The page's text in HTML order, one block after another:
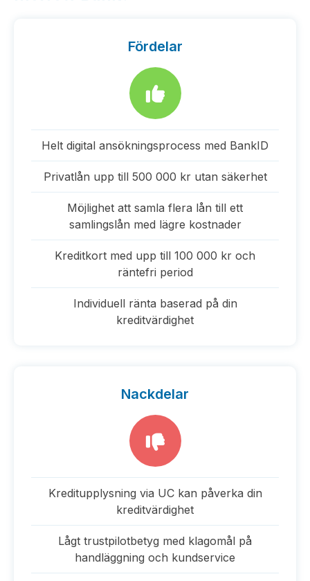
Fördelar
Helt digital ansökningsprocess med BankID
Privatlån upp till 500 000 kr utan säkerhet
Möjlighet att samla flera lån till ett
samlingslån med lägre kostnader
Kreditkort med upp till 100 000 kr och
räntefri period
Individuell ränta baserad på din
kreditvärdighet
Nackdelar
Kreditupplysning via UC kan påverka din
kreditvärdighet
Lågt trustpilotbetyg med klagomål på
handläggning och kundservice